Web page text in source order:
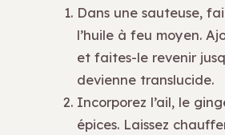
Dans une sauteuse,
l’huile à feu moyen.
et faites-le revenir
devienne translucide.
Incorporez l’ail, le
épices. Laissez